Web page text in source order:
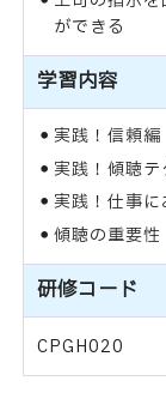
ができる
学習内容
実践！信頼編
実践！傾聴
実践！仕事
傾聴の重要性
研修コード
CPGH020